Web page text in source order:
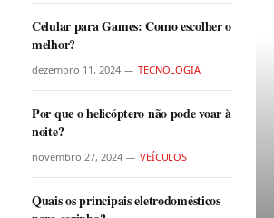
Celular para Games: Como escolher o
melhor?
dezembro 11, 2024 TECNOLOGIA
Por que o helicóptero não pode voar à
noite?
novembro 27, 2024 VEÍCULOS
Quais os principais eletrodomésticos